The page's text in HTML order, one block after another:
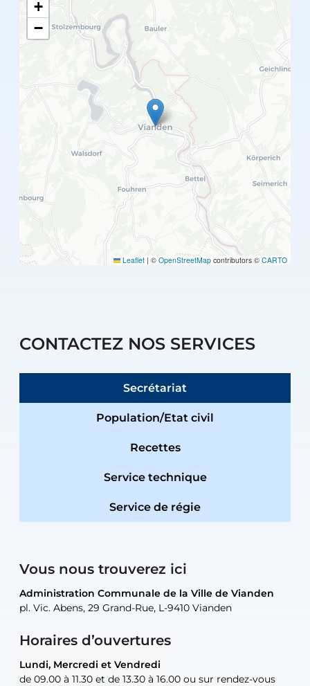
+
−
Leaflet | © OpenStreetMap contributors © CARTO
CONTACTEZ NOS SERVICES
Secrétariat
Population/Etat civil
Recettes
Service technique
Service de régie
Vous nous trouverez ici
Administration Communale de la Ville de Vianden
pl. Vic. Abens, 29 Grand-Rue, L-9410 Vianden
Horaires d’ouvertures
Lundi, Mercredi et Vendredi
de 09.00 à 11.30 et de 13.30 à 16.00 ou sur rendez-vous
Administration Communale de la Ville de Vianden
pl. Vic. Abens, 29 Grand-Rue, L-9410 Vianden
Lundi, Mercredi et Vendredi
de 09.00 à 11.30 et de 13.30 à 16.00 ou sur rendez-vous
Administration Communale de la Ville de Vianden
pl. Vic. Abens, 29 Grand-Rue, L-9410 Vianden
uniquement sur rendez-vous
Administration Communale de la Ville de Vianden
pl. Vic. Abens, 29 Grand-Rue, L-9410 Vianden
uniquement sur rendez-vous
Atelier Communal de la Ville de Vianden
30, rue Neugarten, L-9422 Vianden
uniquement sur rendez-vous